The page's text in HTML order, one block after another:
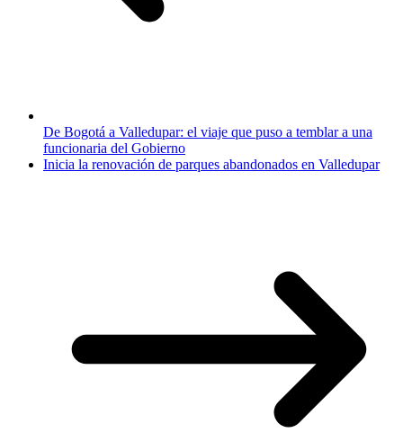
De Bogotá a Valledupar: el viaje que puso a temblar a una
funcionaria del Gobierno
Inicia la renovación de parques abandonados en Valledupar